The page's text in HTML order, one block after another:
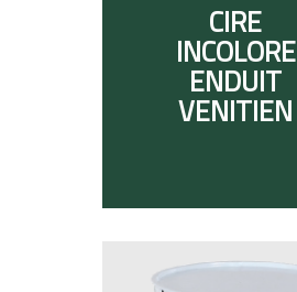
CIRE
INCOLORE
ENDUIT
VENITIEN